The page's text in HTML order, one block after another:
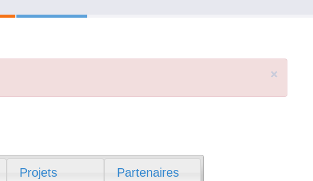
×
Projets Partenaires